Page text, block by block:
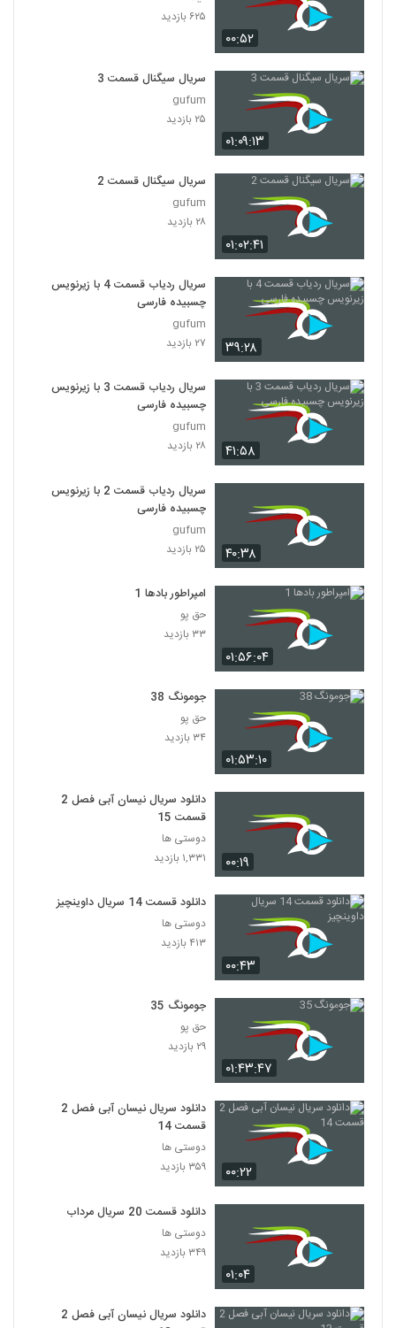
۰۰:۵۲
۶۲۵ بازدید
۰۱:۰۹:۱۳
سریال سیگنال قسمت 3
gufum
۲۵ بازدید
۰۱:۰۲:۴۱
سریال سیگنال قسمت 2
gufum
۲۸ بازدید
۳۹:۲۸
سریال ردیاب قسمت 4 با زیرنویس
چسبیده فارسی
gufum
۲۷ بازدید
۴۱:۵۸
سریال ردیاب قسمت 3 با زیرنویس
چسبیده فارسی
gufum
۲۸ بازدید
۴۰:۳۸
سریال ردیاب قسمت 2 با زیرنویس
چسبیده فارسی
gufum
۲۵ بازدید
۰۱:۵۶:۰۴
امپراطور بادها 1
حق پو
۳۳ بازدید
۰۱:۵۳:۱۰
جومونگ 38
حق پو
۳۴ بازدید
۰۰:۱۹
دانلود سریال نیسان آبی فصل 2
قسمت 15
دوستی ها
۱,۳۳۱ بازدید
۰۰:۴۳
دانلود قسمت 14 سریال داوینچیز
دوستی ها
۴۱۳ بازدید
۰۱:۴۳:۴۷
جومونگ 35
حق پو
۲۹ بازدید
۰۰:۲۲
دانلود سریال نیسان آبی فصل 2
قسمت 14
دوستی ها
۳۵۹ بازدید
۰۱:۰۴
دانلود قسمت 20 سریال مرداب
دوستی ها
۳۴۹ بازدید
دانلود سریال نیسان آبی فصل 2